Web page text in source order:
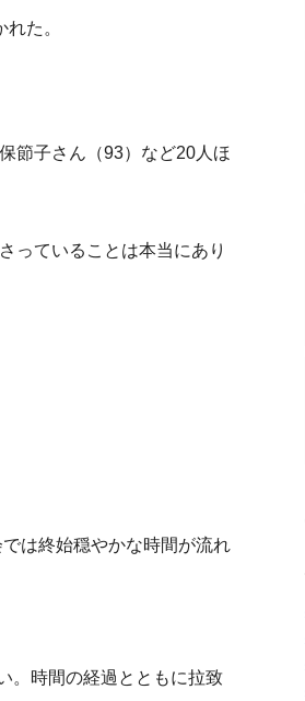
た。
節子さん（93）など20人ほ
っていることは本当にあり
は終始穏やかな時間が流れ
。時間の経過とともに拉致